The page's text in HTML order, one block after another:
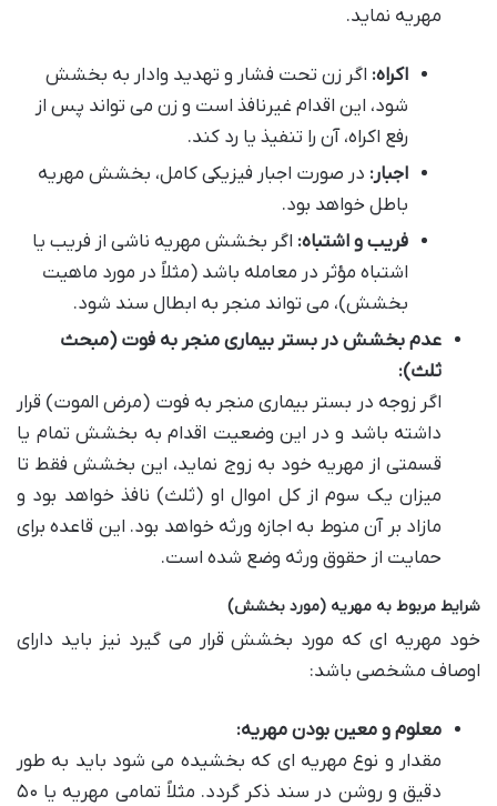
مهریه نماید.
اکراه: اگر زن تحت فشار و تهدید وادار به بخشش
شود، این اقدام غیرنافذ است و زن می تواند پس از
رفع اکراه، آن را تنفیذ یا رد کند.
اجبار: در صورت اجبار فیزیکی کامل، بخشش مهریه
باطل خواهد بود.
فریب و اشتباه: اگر بخشش مهریه ناشی از فریب یا
اشتباه مؤثر در معامله باشد (مثلاً در مورد ماهیت
بخشش)، می تواند منجر به ابطال سند شود.
عدم بخشش در بستر بیماری منجر به فوت (مبحث
ثلث):
اگر زوجه در بستر بیماری منجر به فوت (مرض الموت) قرار
داشته باشد و در این وضعیت اقدام به بخشش تمام یا
قسمتی از مهریه خود به زوج نماید، این بخشش فقط تا
میزان یک سوم از کل اموال او (ثلث) نافذ خواهد بود و
مازاد بر آن منوط به اجازه ورثه خواهد بود. این قاعده برای
حمایت از حقوق ورثه وضع شده است.
شرایط مربوط به مهریه (مورد بخشش)
خود مهریه ای که مورد بخشش قرار می گیرد نیز باید دارای
اوصاف مشخصی باشد:
معلوم و معین بودن مهریه:
مقدار و نوع مهریه ای که بخشیده می شود باید به طور
دقیق و روشن در سند ذکر گردد. مثلاً تمامی مهریه یا ۵۰